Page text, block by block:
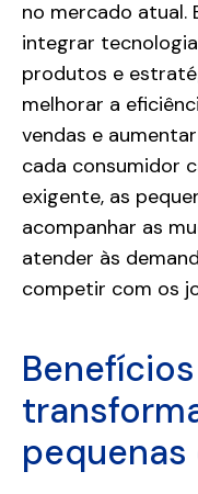
no mercado atual.
integrar
produtos e
melhorar a
vendas e
cada consumidor
exigente, as
acompanhar as
atender às
competir com os